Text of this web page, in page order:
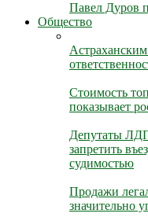
Павел Дуров
Общество
Стоимость
показывает
Депутаты
запретить
судимостью
Продажи
значительно